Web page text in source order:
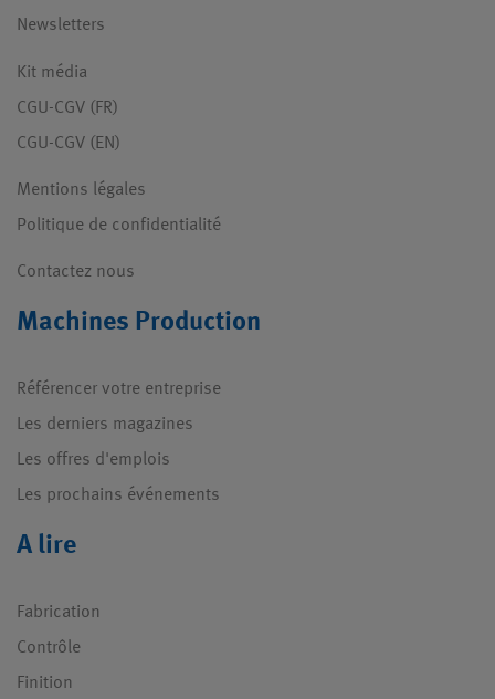
Newsletters
Kit média
CGU-CGV (FR)
CGU-CGV (EN)
Mentions légales
Politique de confidentialité
Contactez nous
Machines Production
Référencer votre entreprise
Les derniers magazines
Les offres d'emplois
Les prochains événements
A lire
Fabrication
Contrôle
Finition